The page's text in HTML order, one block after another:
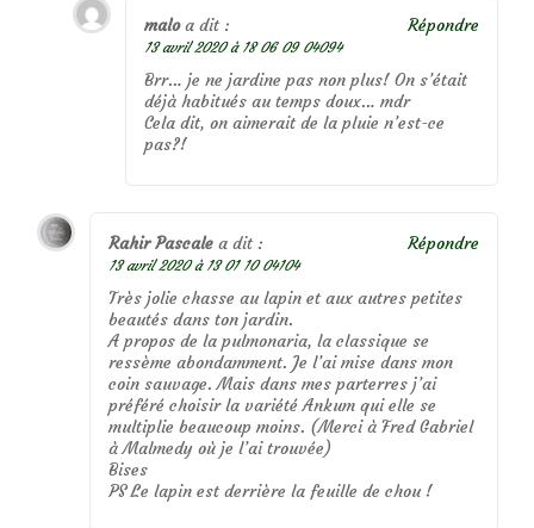
malo a dit :
13 avril 2020 à 18 06 09 04094
Brr… je ne jardine pas non plus! On s’était
déjà habitués au temps doux… mdr
Cela dit, on aimerait de la pluie n’est-ce
pas?!
Répondre
Rahir Pascale a dit :
13 avril 2020 à 13 01 10 04104
Très jolie chasse au lapin et aux autres petites
beautés dans ton jardin.
A propos de la pulmonaria, la classique se
ressème abondamment. Je l’ai mise dans mon
coin sauvage. Mais dans mes parterres j’ai
préféré choisir la variété Ankum qui elle se
multiplie beaucoup moins. (Merci à Fred Gabriel
à Malmedy où je l’ai trouvée)
Bises
PS Le lapin est derrière la feuille de chou !
Répondre